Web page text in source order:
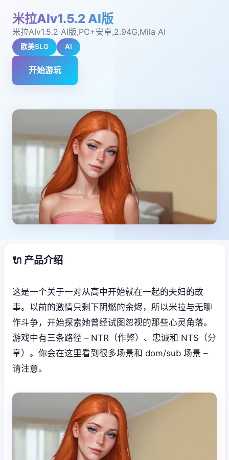
米拉AIv1.5.2 AI版
米拉AIv1.5.2 AI版,PC+安卓,2.94G,Mila AI
欧美SLG AI
开始游玩
🔌 产品介绍
这是一个关于一对从高中开始就在一起的夫妇的故
事。以前的激情只剩下阴燃的余烬，所以米拉与无聊
作斗争，开始探索她曾经试图忽视的那些心灵角落。
游戏中有三条路径 – NTR（作弊）、忠诚和 NTS（分
享）。你会在这里看到很多场景和 dom/sub 场景 –
请注意。